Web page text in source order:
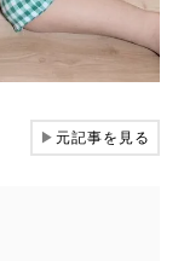
▶元記事を見る